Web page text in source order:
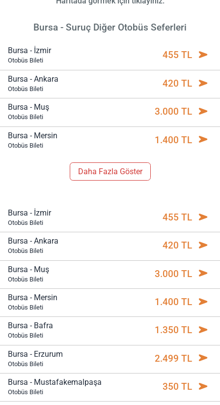
Bursa - Suruç Diğer Otobüs Seferleri
Bursa - İzmir
Otobüs Bileti 455 TL
Bursa - Ankara
Otobüs Bileti 420 TL
Bursa - Muş
Otobüs Bileti 3.000 TL
Bursa - Mersin
Otobüs Bileti 1.400 TL
Daha Fazla Göster
Bursa - İzmir
Otobüs Bileti 455 TL
Bursa - Ankara
Otobüs Bileti 420 TL
Bursa - Muş
Otobüs Bileti 3.000 TL
Bursa - Mersin
Otobüs Bileti 1.400 TL
Bursa - Bafra
Otobüs Bileti 1.350 TL
Bursa - Erzurum
Otobüs Bileti 2.499 TL
Bursa - Mustafakemalpaşa
Otobüs Bileti 350 TL